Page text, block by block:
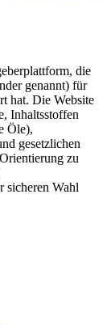
die
genannt) für
hat. Die Website
Inhaltsstoffen
Öle),
gesetzlichen
zu
sicheren Wahl